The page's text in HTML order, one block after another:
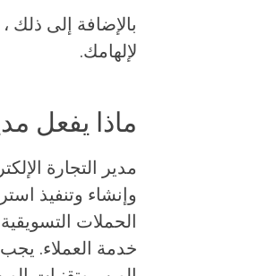
بالإضافة إلى ذلك
لإلهامك.
ماذا يفعل
مدير التجارة
وإنشاء وتنفيذ
الحملات